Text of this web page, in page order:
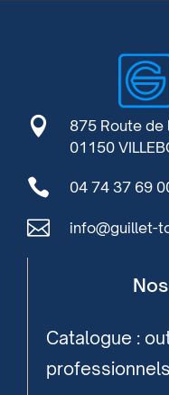

875 Route de
01150
 04 74 37 69
 info@guillet-
Catalogue :
professionnels